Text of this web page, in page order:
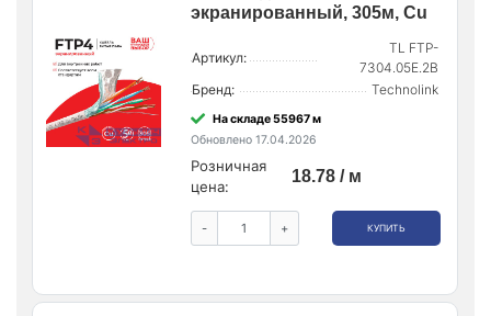
экранированный, 305м, Cu
Артикул:
TL FTP-
7304.05E.2B
Бренд:
Technolink
На складе 55967 м
Обновлено 17.04.2026
Розничная
цена:
18.78 / м
- + КУПИТЬ